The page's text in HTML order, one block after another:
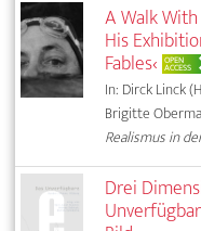
A Walk
His
Fables‹ OPEN
ACCESS
In: Dirck Linck
Brigitte
Realismus in
Drei